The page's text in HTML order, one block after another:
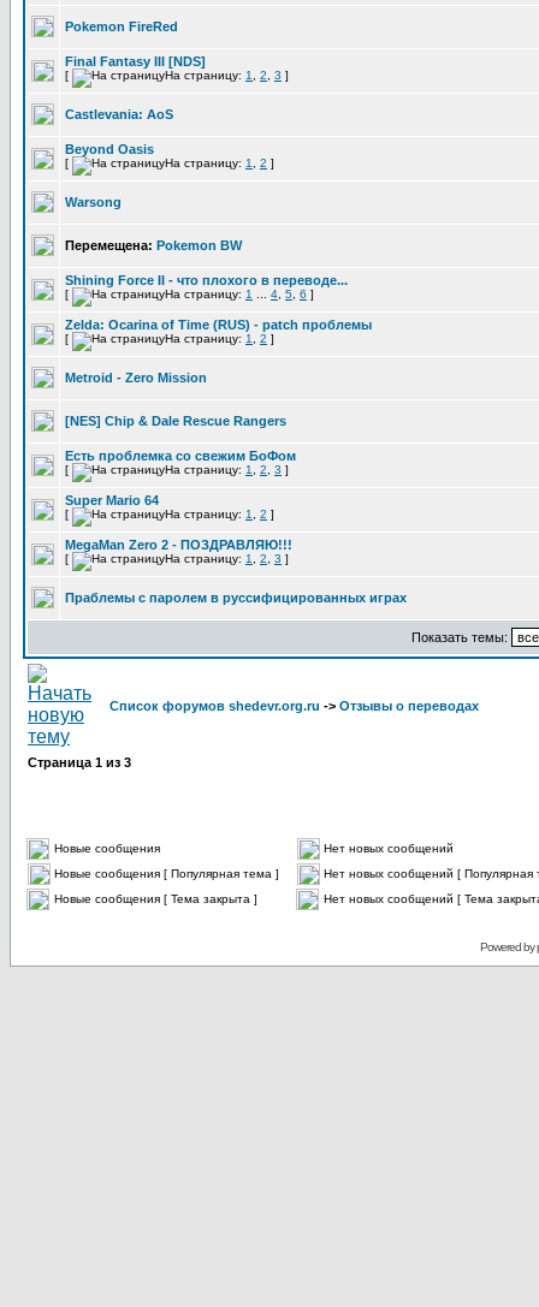
Pokemon FireRed
Final Fantasy III [NDS]
[ На страницу: 1 2 3 ]
Castlevania: AoS
Beyond Oasis
[ На страницу: 1 2 ]
Warsong
Перемещена: Pokemon BW
Shining Force II - что плохого в переводе...
[ На страницу: 1 4 5 6 ]
Zelda: Ocarina of Time (RUS) - patch проблемы
[ На страницу: 1 2 ]
Metroid - Zero Mission
[NES] Chip & Dale Rescue Rangers
Есть проблемка со свежим БоФом
[ На страницу: 1 2 3 ]
Super Mario 64
[ На страницу: 1 2 ]
MegaMan Zero 2 - ПОЗДРАВЛЯЮ!!!
[ На страницу: 1 2 3 ]
Праблемы с паролем в руссифицированных играх
Показать темы:
Список форумов shedevr.org.ru -> Отзывы о переводах
Страница 1 из 3
Новые сообщения
Нет новых сообщений
Новые сообщения [ Популярная тема ]
Нет новых сообщений [ Популярная
Новые сообщения [ Тема закрыта ]
Нет новых сообщений [ Тема
Powered by